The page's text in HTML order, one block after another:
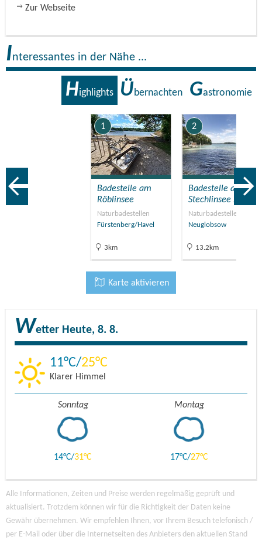
Zur Webseite
Interessantes in der Nähe ...
Highlights Übernachten Gastronomie
1
Badestelle am
Röblinsee
Naturbadestellen
Fürstenberg/Havel
3km
2
Badestelle am
Stechlinsee in…
Naturbadestellen
Neuglobsow
13.2km
Karte aktivieren
Wetter Heute, 8. 8.
11 25
Klarer Himmel
Sonntag
14 31
Montag
17 27
Alle Informationen, Zeiten und Preise werden regelmäßig geprüft und
aktualisiert. Trotzdem können wir für die Richtigkeit der Daten keine
Gewähr übernehmen. Wir empfehlen Ihnen, vor Ihrem Besuch telefonisch /
per E-Mail oder über die Internetseiten des Anbieters den aktuellen Stand